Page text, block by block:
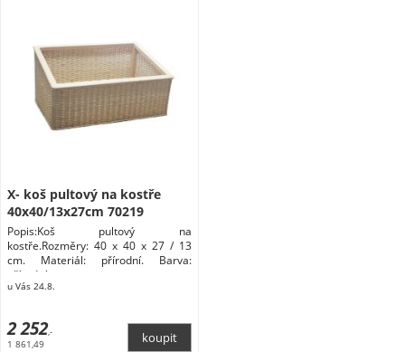
X- koš pultový na kostře
40x40/13x27cm 70219
Popis:Koš pultový na
kostře.Rozměry: 40 x 40 x 27 / 13
cm. Materiál: přírodní. Barva:
přírodní.
u Vás 24.8.
2 252,-
1 861,49